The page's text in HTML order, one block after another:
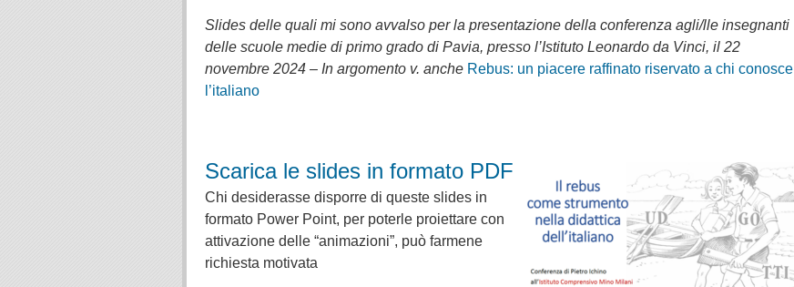
Slides delle quali mi sono avvalso per la presentazione della conferenza agli/lle insegnanti
delle scuole medie di primo grado di Pavia, presso l’Istituto Leonardo da Vinci, il 22
novembre 2024 – In argomento v. anche Rebus: un piacere raffinato riservato a chi conosce
l’italiano
Scarica le slides in formato PDF
Chi desiderasse disporre di queste slides in
formato Power Point, per poterle proiettare con
attivazione delle “animazioni”, può farmene
richiesta motivata